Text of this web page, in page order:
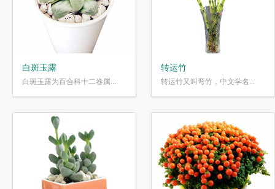
白斑玉露
白斑玉露为百合科十二卷属...
转运竹
转运竹又叫弯竹，中文学名...